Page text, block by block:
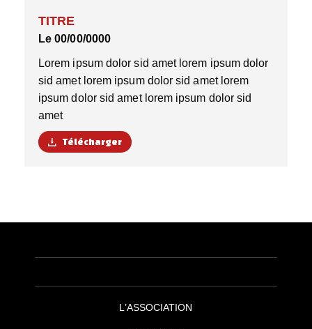
TITRE
Le 00/00/0000
Lorem ipsum dolor sid amet lorem ipsum dolor
sid amet lorem ipsum dolor sid amet lorem
ipsum dolor sid amet lorem ipsum dolor sid
amet
Télécharger
L’ASSOCIATION